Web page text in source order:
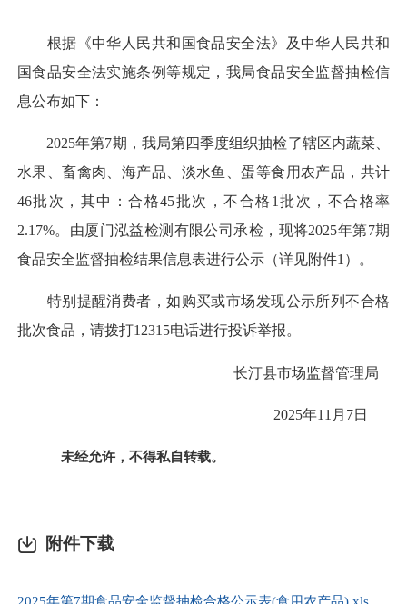
根据《中华人民共和国食品安全法》及中华人民共和
国食品安全法实施条例等规定，我局食品安全监督抽检信
息公布如下：
2025年第7期，我局第四季度组织抽检了辖区内蔬菜、
水果、畜禽肉、海产品、淡水鱼、蛋等食用农产品，共计
46批次，其中：合格45批次，不合格1批次，不合格率
2.17%。由厦门泓益检测有限公司承检，现将2025年第7期
食品安全监督抽检结果信息表进行公示（详见附件1）。
特别提醒消费者，如购买或市场发现公示所列不合格
批次食品，请拨打12315电话进行投诉举报。
长汀县市场监督管理局
2025年11月7日
未经允许，不得私自转载。
附件下载
2025年第7期食品安全监督抽检合格公示表(食用农产品).xls